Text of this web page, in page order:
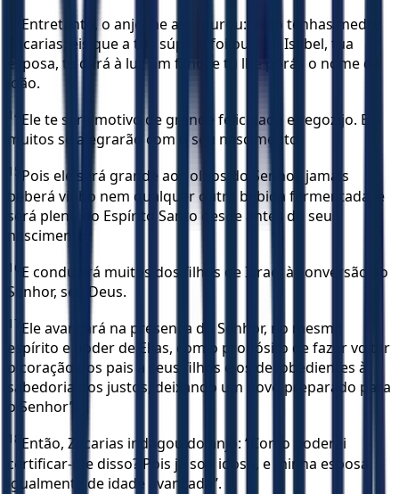
Entretanto, o anjo lhe assegurou: “Não tenhas medo,
Zacarias; eis que a tua súplica foi ouvida. Isabel, tua
esposa, te dará à luz um filho, e tu lhe porás o nome de
João.
14 Ele te será motivo de grande felicidade e regozijo. E
muitos se alegrarão com o seu nascimento.
15 Pois ele será grande aos olhos do Senhor, jamais
beberá vinho nem qualquer outra bebida fermentada, e
será pleno do Espírito Santo desde antes do seu
nascimento.
16 E conduzirá muitos dos filhos de Israel à conversão ao
Senhor, seu Deus.
17 Ele avançará na presença do Senhor, no mesmo
espírito e poder de Elias, com o propósito de fazer voltar
o coração dos pais a seus filhos e os desobedientes à
sabedoria dos justos, deixando um povo preparado para
o Senhor”.
18 Então, Zacarias indagou do anjo: “Como poderei
certificar-me disso? Pois já sou idoso, e minha esposa
igualmente de idade avançada”.